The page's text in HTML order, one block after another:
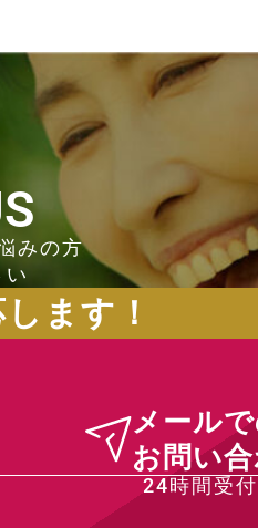
みの方
ます！
メール
お問い
24時間受付